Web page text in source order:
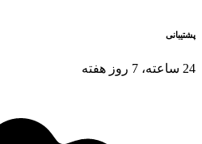
پشتیبانی
24 ساعته، 7 روز هفته